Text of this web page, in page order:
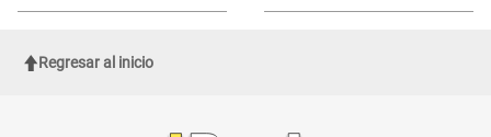
IGP?
Regresar al inicio